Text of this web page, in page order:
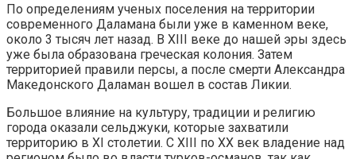
По определениям ученых поселения на территории
современного Даламана были уже в каменном веке,
около 3 тысяч лет назад. В XIII веке до нашей эры здесь
уже была образована греческая колония. Затем
территорией правили персы, а после смерти Александра
Македонского Даламан вошел в состав Ликии.
Большое влияние на культуру, традиции и религию
города оказали сельджуки, которые захватили
территорию в XI столетии. С XIII по XX век владение над